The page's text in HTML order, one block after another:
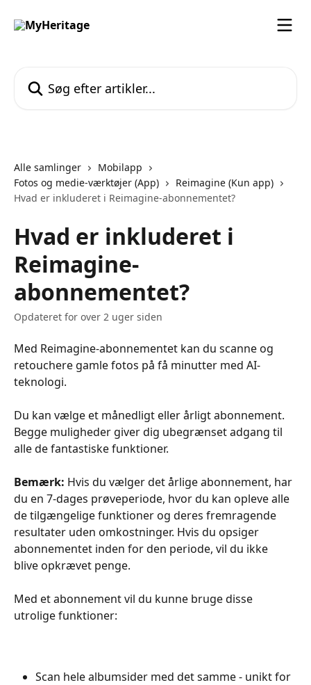
Alle samlinger
Mobilapp
Fotos og medie-værktøjer (App)
Reimagine (Kun app)
Hvad er inkluderet i Reimagine-abonnementet?
Hvad er inkluderet i
Reimagine-
abonnementet?
Opdateret for over 2 uger siden
Med Reimagine-abonnementet kan du scanne og
retouchere gamle fotos på få minutter med AI-
teknologi.
Du kan vælge et månedligt eller årligt abonnement.
Begge muligheder giver dig ubegrænset adgang til
alle de fantastiske funktioner.
Bemærk: Hvis du vælger det årlige abonnement, har
du en 7-dages prøveperiode, hvor du kan opleve alle
de tilgængelige funktioner og deres fremragende
resultater uden omkostninger. Hvis du opsiger
abonnementet inden for den periode, vil du ikke
blive opkrævet penge.
Med et abonnement vil du kunne bruge disse
utrolige funktioner:
Scan hele albumsider med det samme - unikt for